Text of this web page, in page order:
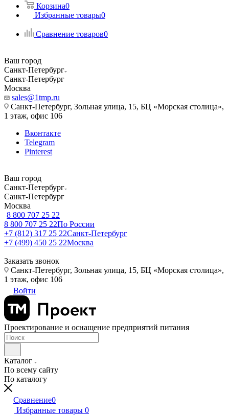
Корзина0
Избранные товары0
Сравнение товаров0
Ваш город
Санкт-Петербург
Санкт-Петербург
Москва
sales@1tmp.ru
Санкт-Петербург, Зольная улица, 15, БЦ «Морская столица»,
1 этаж, офис 106
Вконтакте
Telegram
Pinterest
Ваш город
Санкт-Петербург
Санкт-Петербург
Москва
8 800 707 25 22
8 800 707 25 22По России
+7 (812) 317 25 22Санкт-Петербург
+7 (499) 450 25 22Москва
Заказать звонок
Санкт-Петербург, Зольная улица, 15, БЦ «Морская столица»,
1 этаж, офис 106
Войти
Проектирование и оснащение предприятий питания
Каталог
По всему сайту
По каталогу
Сравнение0
Избранные товары 0